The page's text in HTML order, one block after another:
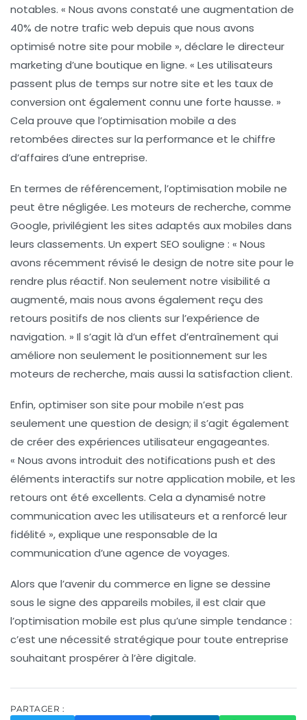
notables. « Nous avons constaté une augmentation de
40% de notre trafic web depuis que nous avons
optimisé notre site pour mobile », déclare le directeur
marketing d’une boutique en ligne. « Les utilisateurs
passent plus de temps sur notre site et les taux de
conversion ont également connu une forte hausse. »
Cela prouve que l’optimisation mobile a des
retombées directes sur la performance et le chiffre
d’affaires d’une entreprise.
En termes de référencement, l’optimisation mobile ne
peut être négligée. Les moteurs de recherche, comme
Google, privilégient les sites adaptés aux mobiles dans
leurs classements. Un expert SEO souligne : « Nous
avons récemment révisé le design de notre site pour le
rendre plus réactif. Non seulement notre visibilité a
augmenté, mais nous avons également reçu des
retours positifs de nos clients sur l’expérience de
navigation. » Il s’agit là d’un effet d’entraînement qui
améliore non seulement le positionnement sur les
moteurs de recherche, mais aussi la satisfaction client.
Enfin, optimiser son site pour mobile n’est pas
seulement une question de design; il s’agit également
de créer des expériences utilisateur engageantes.
« Nous avons introduit des notifications push et des
éléments interactifs sur notre application mobile, et les
retours ont été excellents. Cela a dynamisé notre
communication avec les utilisateurs et a renforcé leur
fidélité », explique une responsable de la
communication d’une agence de voyages.
Alors que l’avenir du commerce en ligne se dessine
sous le signe des appareils mobiles, il est clair que
l’optimisation mobile est plus qu’une simple tendance :
c’est une nécessité stratégique pour toute entreprise
souhaitant prospérer à l’ère digitale.
PARTAGER :